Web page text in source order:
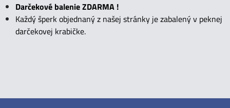
Darčekové balenie ZDARMA !
Každý šperk objednaný z našej stránky je zabalený v peknej
darčekovej krabičke.